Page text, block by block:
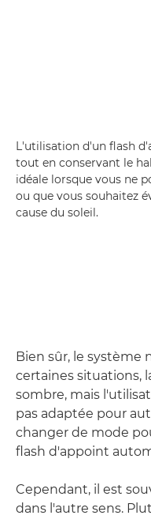
L'utilisation d'un flash
tout en conservant le
idéale lorsque vous ne
ou que vous souhaitez
cause du soleil.
Bien sûr, le système
certaines situations,
sombre, mais
pas adaptée pour
changer de mode
flash d'appoint
Cependant, il est
dans l'autre sens.